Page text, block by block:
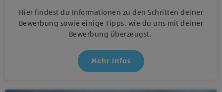
Hier findest du Informationen zu den Schritten deiner
Bewerbung sowie einige Tipps, wie du uns mit deiner
Bewerbung überzeugst.
Mehr Infos